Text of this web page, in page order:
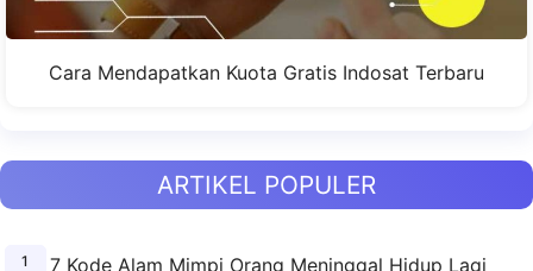
Cara Mendapatkan Kuota Gratis Indosat Terbaru
ARTIKEL POPULER
7 Kode Alam Mimpi Orang Meninggal Hidup Lagi